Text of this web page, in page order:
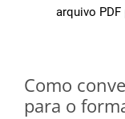
arquivo
Como
para o